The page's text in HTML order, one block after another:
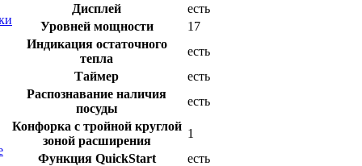
Дисплей
есть
Уровней мощности
17
Индикация остаточного
тепла
есть
Таймер
есть
Распознавание наличия
посуды
есть
Конфорка с тройной круглой
зоной расширения
1
Функция QuickStart
есть